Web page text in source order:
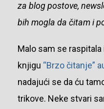
za blog postove,
bih mogla da čitam i
Malo sam se
knjigu “Brzo čitanje”
nadajući se da ću
trikove. Neke stvari